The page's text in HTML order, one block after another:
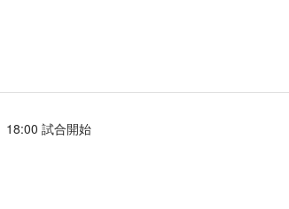
試合開始